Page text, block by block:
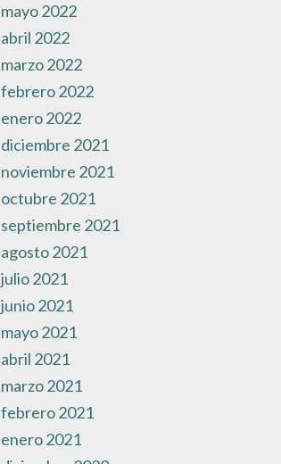
mayo 2022
abril 2022
marzo 2022
febrero 2022
enero 2022
diciembre 2021
noviembre 2021
octubre 2021
septiembre 2021
agosto 2021
julio 2021
junio 2021
mayo 2021
abril 2021
marzo 2021
febrero 2021
enero 2021